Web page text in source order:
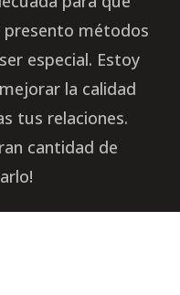
presento métodos
especial. Estoy
la calidad
tus relaciones.
cantidad de